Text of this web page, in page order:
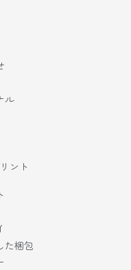
ル
ント
た梱包